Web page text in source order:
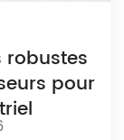
pour